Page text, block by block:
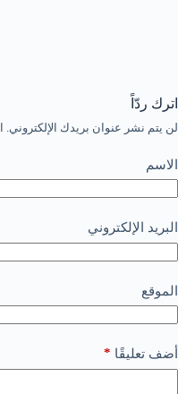
اترك ردّاً
لن يتم نشر عنوان بريدك الإلكتروني.
الاسم
البريد الإلكتروني
الموقع
أضف تعليقًا *